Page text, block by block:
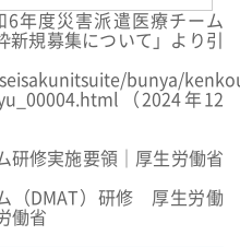
年度災害派遣医療チーム
規募集について」より引
bunya/
（2024年12
研修実施要領｜厚生労働省
（DMAT）研修 厚生労働
働省